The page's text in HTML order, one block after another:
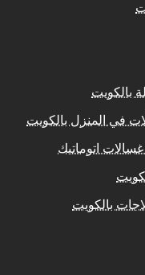
بالكويت
في المنزل بالكويت
اتوماتيك
بالكويت